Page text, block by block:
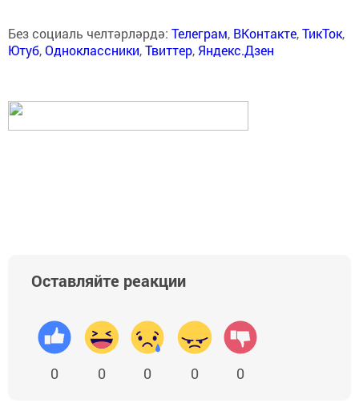
Без социаль челтәрләрдә: Телеграм, ВКонтакте,ТикТок,
Ютуб,Одноклассники,Твиттер, Яндекс.Дзен
Оставляйте реакции
0 0 0 0 0